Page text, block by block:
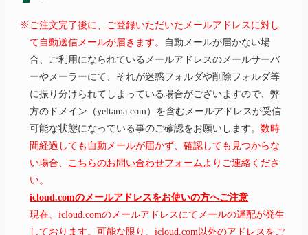
※ご注文完了後に、ご登録いただいたメールアドレスに対し
て自動送信メールが届きます。
自動メールが届かない場
合、ご利用になられているメールアドレスのメールサーバ
ーやメーラーにて、それが迷惑フォルダや削除フォルダ等
に振り分けられてしまっている場合がございますので、弊
方のドメイン（yeltama.com）を含むメールアドレスが受信
可能な状態になっている事のご確認をお願いします。 数時
間経過しても自動メールが届かず、確認しても見つからな
い場合、
こちらのお問い合わせフォーム よりご連絡くださ
い。
icloud.comのメールアドレスをお使いの方へご注意
現在、icloud.comのメールアドレスにてメールの遅配が発生
しております。可能な限り、icloud.com以外のアドレスをご